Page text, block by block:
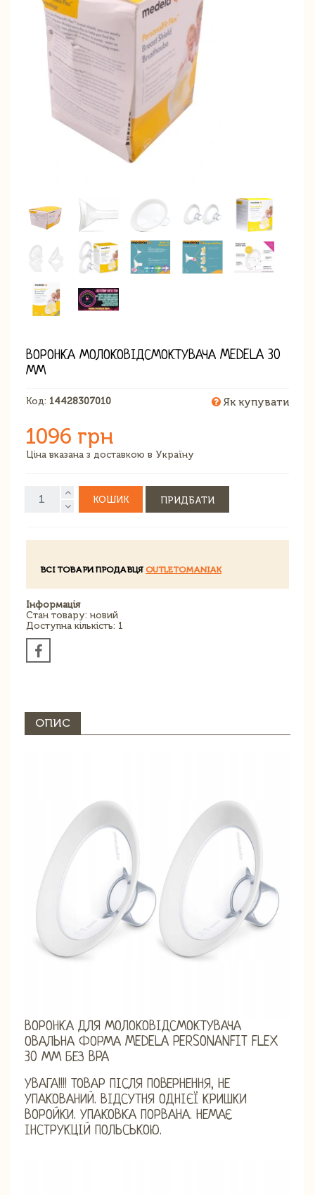
ВОРОНКА МОЛОКОВІДСМОКТУВАЧА MEDELA 30
ММ
Код: 14428307010 Як купувати
1096 грн
Ціна вказана з доставкою в Україну
КОШИК ПРИДБАТИ
ВСІ ТОВАРИ ПРОДАВЦЯ OUTLETOMANIAK
Інформація
Стан товару: новий
Доступна кількість: 1
ОПИС
ВОРОНКА ДЛЯ МОЛОКОВІДСМОКТУВАЧА
ОВАЛЬНА ФОРМА MEDELA PERSONANFIT FLEX
30 ММ БЕЗ BPA
УВАГА!!!! ТОВАР ПІСЛЯ ПОВЕРНЕННЯ, НЕ
УПАКОВАНИЙ. ВІДСУТНЯ ОДНІЄЇ КРИШКИ
ВОРОЙКИ. УПАКОВКА ПОРВАНА. НЕМАЄ
ІНСТРУКЦІЙ ПОЛЬСЬКОЮ.